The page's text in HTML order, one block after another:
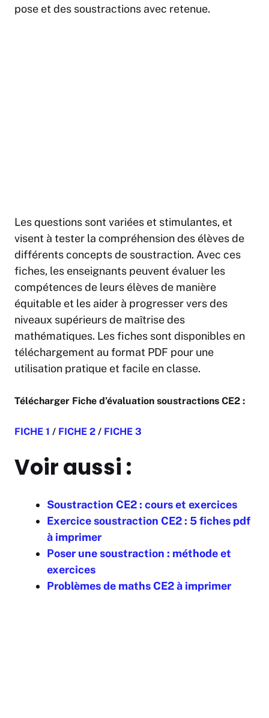
pose et des soustractions avec retenue.
Les questions sont variées et stimulantes, et
visent à tester la compréhension des élèves de
différents concepts de soustraction. Avec ces
fiches, les enseignants peuvent évaluer les
compétences de leurs élèves de manière
équitable et les aider à progresser vers des
niveaux supérieurs de maîtrise des
mathématiques. Les fiches sont disponibles en
téléchargement au format PDF pour une
utilisation pratique et facile en classe.
Télécharger Fiche d’évaluation soustractions CE2 :
FICHE 1 / FICHE 2 / FICHE 3
Voir aussi :
Soustraction CE2 : cours et exercices
Exercice soustraction CE2 : 5 fiches pdf
à imprimer
Poser une soustraction : méthode et
exercices
Problèmes de maths CE2 à imprimer